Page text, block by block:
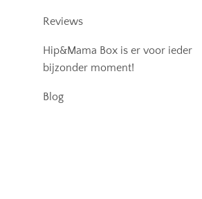
Reviews
Hip&Mama Box is er voor ieder
bijzonder moment!
Blog